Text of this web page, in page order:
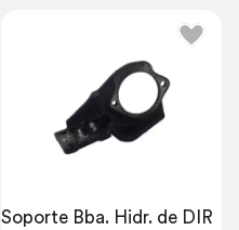
Soporte Bba. Hidr. de DIR